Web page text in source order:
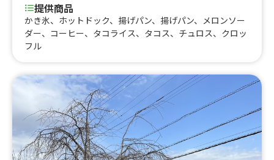
提供商品
かき氷、ホットドック、揚げパン、揚げパン、メロンソー
ダー、コーヒー、タコライス、タコス、チュロス、クロッ
フル